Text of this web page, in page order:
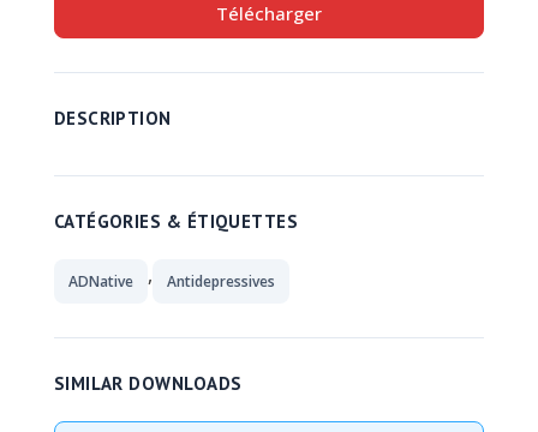
Télécharger
DESCRIPTION
CATÉGORIES & ÉTIQUETTES
ADNative , Antidepressives
SIMILAR DOWNLOADS